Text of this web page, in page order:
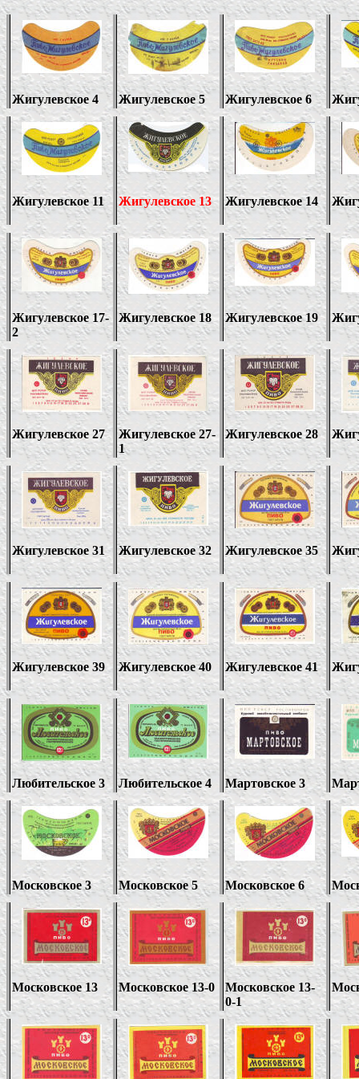
Жигулевское 4 Жигулевское 5 Жигулевское 6
Жигулевское 11 Жигулевское 13 Жигулевское 14
Жигулевское 17-
2
Жигулевское 18 Жигулевское 19
Жигулевское 27
Жигулевское 27-
1
Жигулевское 28
Жигулевское 31 Жигулевское 32 Жигулевское 35
Жигулевское 39 Жигулевское 40 Жигулевское 41
Любительское 3 Любительское 4 Мартовское 3
Московское 3 Московское 5 Московское 6
Московское 13 Московское 13-0
Московское 13-
0-1